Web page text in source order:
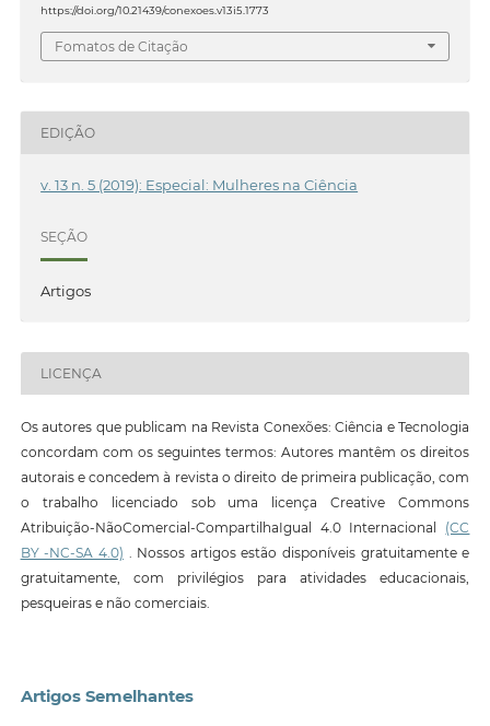
https://doi.org/10.21439/conexoes.v13i5.1773
Fomatos de Citação
EDIÇÃO
v. 13 n. 5 (2019): Especial: Mulheres na Ciência
SEÇÃO
Artigos
LICENÇA
Os autores que publicam na Revista Conexões: Ciência e Tecnologia
concordam com os seguintes termos: Autores mantêm os direitos
autorais e concedem à revista o direito de primeira publicação, com
o trabalho licenciado sob uma licença Creative Commons
Atribuição-NãoComercial-CompartilhaIgual 4.0 Internacional (CC
BY -NC-SA 4.0) . Nossos artigos estão disponíveis gratuitamente e
gratuitamente, com privilégios para atividades educacionais,
pesqueiras e não comerciais.
Artigos Semelhantes